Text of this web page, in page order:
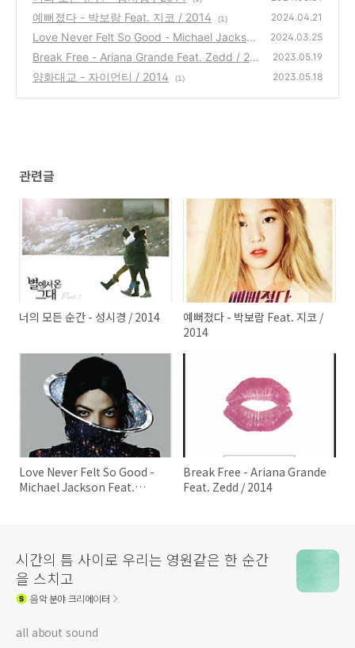
예뻐졌다 - 박보람 Feat. 지코 / 2014 (1) 2024.04.21
Love Never Felt So Good - Michael Jackson
Feat. Justin Timberlake / 2014
(0)
2024.03.25
Break Free - Ariana Grande Feat. Zedd / 20
14
(1)
2023.05.19
양화대교 - 자이언티 / 2014 (1) 2023.05.18
관련글
너의 모든 순간 - 성시경 / 2014
예뻐졌다 - 박보람 Feat. 지코 /
2014
Love Never Felt So Good -
Michael Jackson Feat.
Break Free - Ariana Grande
Feat. Zedd / 2014
시간의 틈 사이로 우리는 영원같은 한 순간
을 스치고
음악분야 크리에이터
all about sound